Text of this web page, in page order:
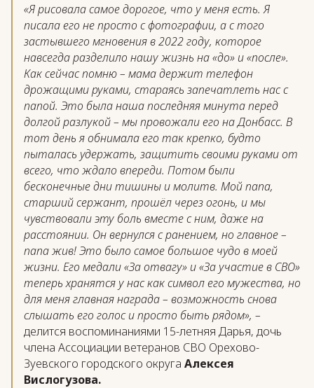
«Я рисовала самое дорогое, что у меня есть. Я
писала его не просто с фотографии, а с того
застывшего мгновения в 2022 году, которое
навсегда разделило нашу жизнь на «до» и «после».
Как сейчас помню – мама держит телефон
дрожащими руками, стараясь запечатлеть нас с
папой. Это была наша последняя минута перед
долгой разлукой – мы провожали его на Донбасс. В
тот день я обнимала его так крепко, будто
пыталась удержать, защитить своими руками от
всего, что ждало впереди. Потом были
бесконечные дни тишины и молитв. Мой папа,
старший сержант, прошёл через огонь, и мы
чувствовали эту боль вместе с ним, даже на
расстоянии. Он вернулся с ранением, но главное –
папа жив! Это было самое большое чудо в моей
жизни. Его медали «За отвагу» и «За участие в СВО»
теперь хранятся у нас как символ его мужества, но
для меня главная награда – возможность снова
слышать его голос и просто быть рядом», –
делится воспоминаниями 15-летняя Дарья, дочь
члена Ассоциации ветеранов СВО Орехово-
Зуевского городского округа Алексея
Вислогузова.